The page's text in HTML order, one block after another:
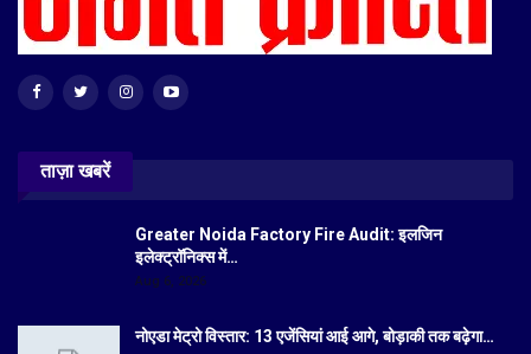
ताज़ा खबरें
Greater Noida Factory Fire Audit: इलजिन
इलेक्ट्रॉनिक्स में…
Aug 6, 2026
नोएडा मेट्रो विस्तार: 13 एजेंसियां आई आगे, बोड़ाकी तक बढ़ेगा…